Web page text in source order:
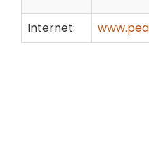
Internet: